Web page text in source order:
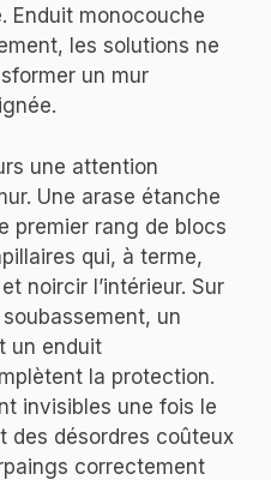
Enduit monocouche
les solutions ne
un mur
une attention
Une arase étanche
premier rang de blocs
qui, à terme,
noircir l’intérieur. Sur
un
un enduit
la protection.
invisibles une fois le
des désordres coûteux
correctement